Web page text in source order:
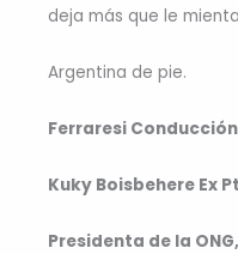
deja más que le
Argentina de pie.
Ferraresi Conducción
Kuky Boisbehere Ex
Presidenta de la